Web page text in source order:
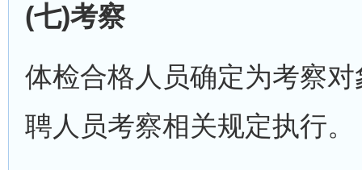
(七)考察
体检合格人员确定为考察
聘人员考察相关规定执行。